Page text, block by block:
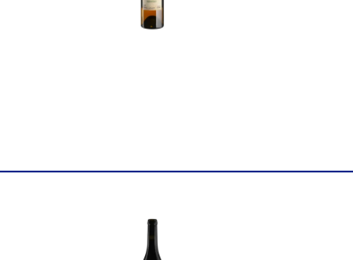
Постачальник